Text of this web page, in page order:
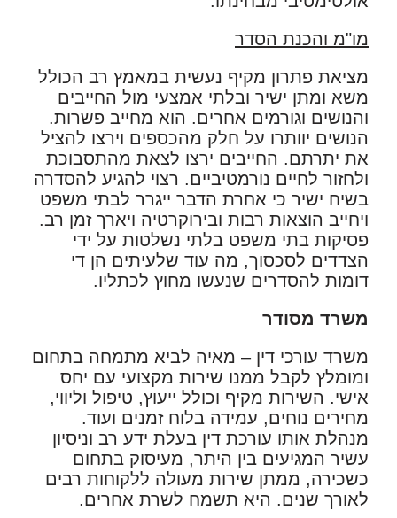
מו"מ והכנת הסדר
מציאת פתרון מקיף נעשית במאמץ רב הכולל
משא ומתן ישיר ובלתי אמצעי מול החייבים
והנושים וגורמים אחרים. הוא מחייב פשרות.
הנושים יוותרו על חלק מהכספים וירצו להציל
את יתרתם. החייבים ירצו לצאת מהתסבוכת
ולחזור לחיים נורמטיביים. רצוי להגיע להסדרה
בשיח ישיר כי אחרת הדבר ייגרר לבתי משפט
ויחייב הוצאות רבות ובירוקרטיה ויארך זמן רב.
פסיקות בתי משפט בלתי נשלטות על ידי
הצדדים לסכסוך, מה עוד שלעיתים הן די
דומות להסדרים שנעשו מחוץ לכתליו.
משרד מסודר
משרד עורכי דין – מאיה לביא מתמחה בתחום
ומומלץ לקבל ממנו שירות מקצועי עם יחס
אישי. השירות מקיף וכולל ייעוץ, טיפול וליווי,
מחירים נוחים, עמידה בלוח זמנים ועוד.
מנהלת אותו עורכת דין בעלת ידע רב וניסיון
עשיר המגיעים בין היתר, מעיסוק בתחום
כשכירה, ממתן שירות מעולה ללקוחות רבים
לאורך שנים. היא תשמח לשרת אחרים.